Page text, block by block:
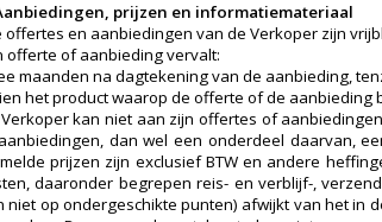
prijzen en informatiemateriaal
offertes en aanbiedingen van de Verkoper zijn
offerte of aanbieding vervalt:
maanden na dagtekening van de aanbieding,
het product waarop de offerte of de
kan niet aan zijn offertes of
dan wel een onderdeel daarvan,
prijzen zijn exclusief BTW en andere
daaronder begrepen reis- en verblijf-,
niet op ondergeschikte punten) afwijkt van het in